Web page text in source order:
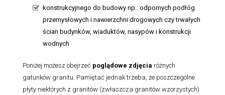
konstrukcyjnego do budowy np.: odpornych podłóg
przemysłowych i nawierzchni drogowych czy trwałych
ścian budynków, wiaduktów, nasypów i konstrukcji
wodnych
Poniżej możesz obejrzeć poglądowe zdjęcia różnych
gatunków granitu. Pamiętać jednak trzeba, że poszczególne
płyty niektórych z granitów (zwłaszcza granitów wzorzystych)